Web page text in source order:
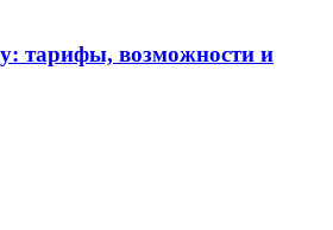
тарифы, возможности и